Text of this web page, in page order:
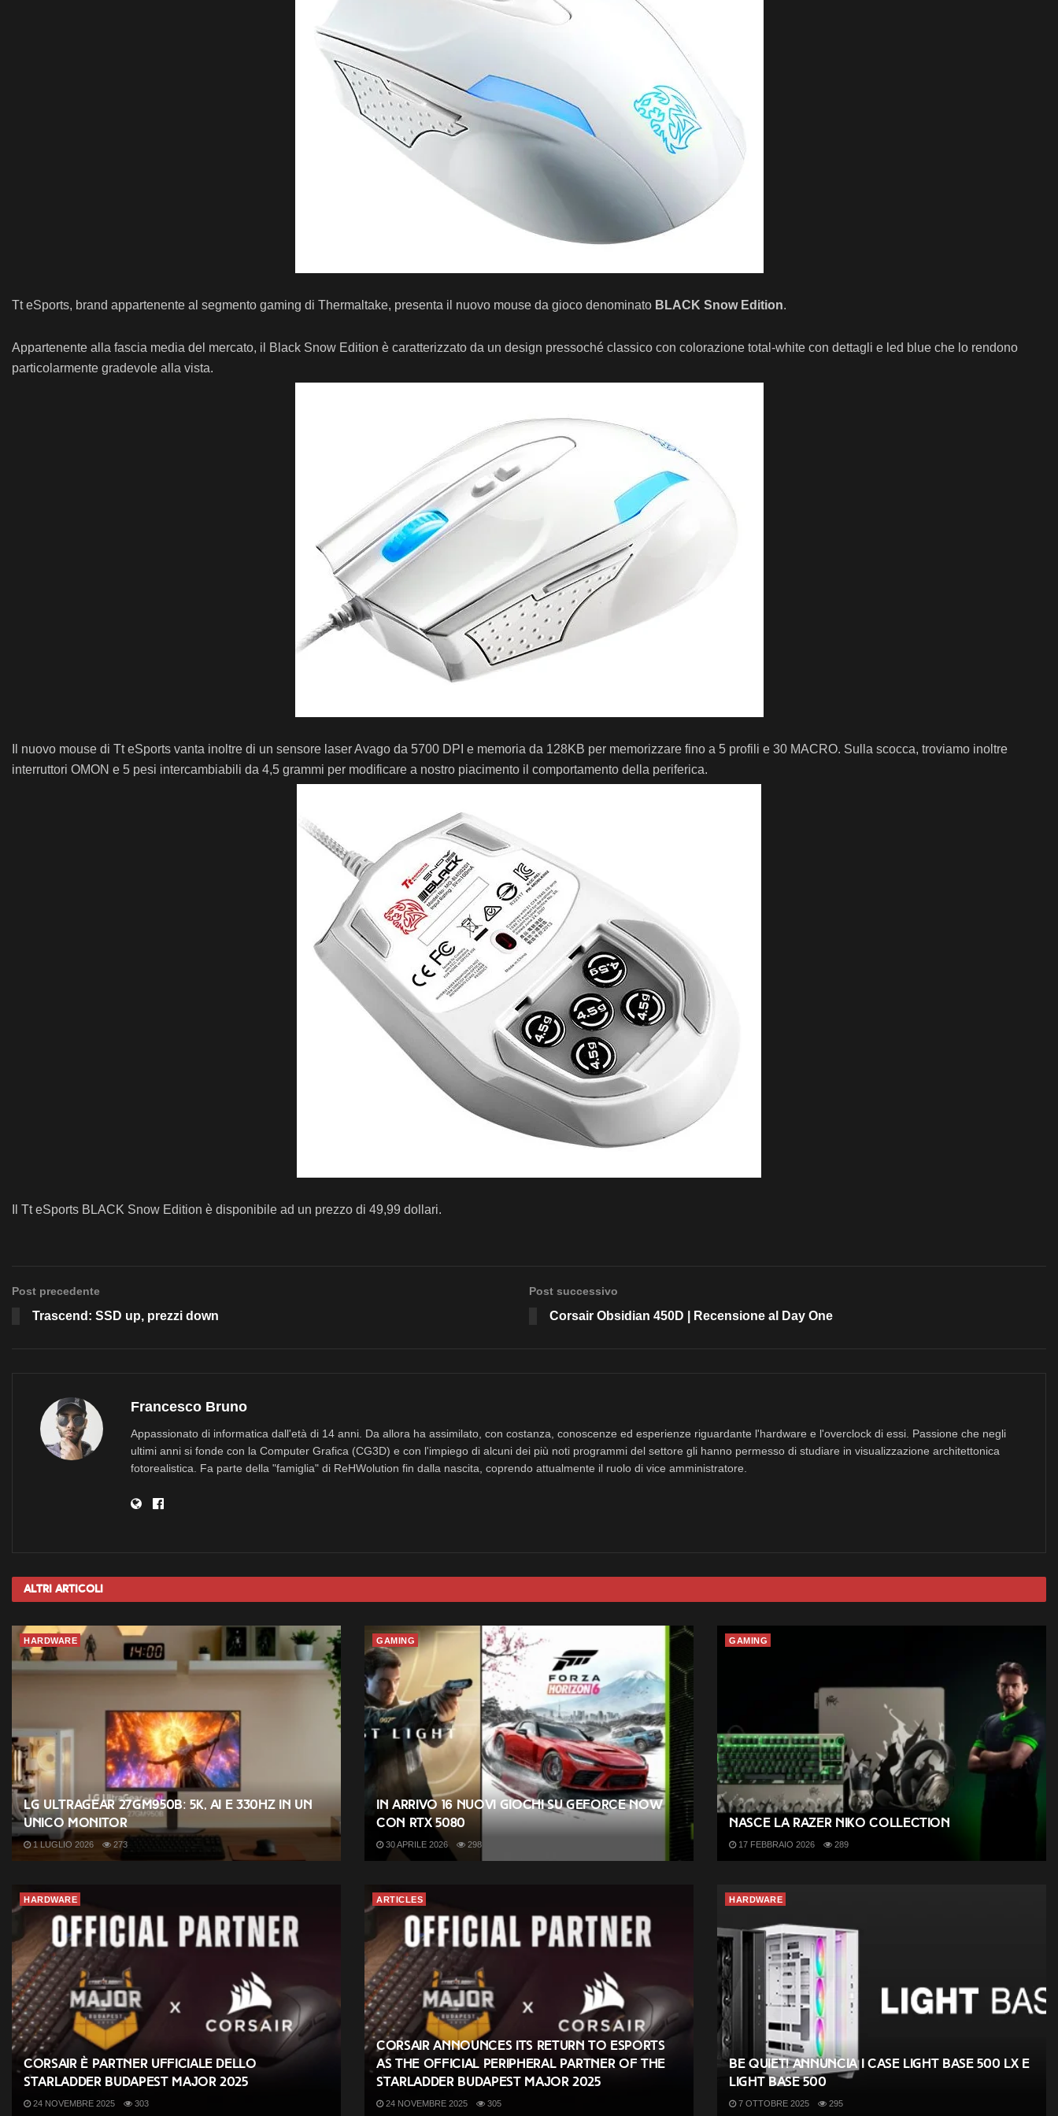
Tt eSports, brand appartenente al segmento gaming di Thermaltake, presenta il nuovo mouse da gioco denominato BLACK Snow Edition.
Appartenente alla fascia media del mercato, il Black Snow Edition è caratterizzato da un design pressoché classico con colorazione total-white con dettagli e led blue che lo rendono
particolarmente gradevole alla vista.
Il nuovo mouse di Tt eSports vanta inoltre di un sensore laser Avago da 5700 DPI e memoria da 128KB per memorizzare fino a 5 profili e 30 MACRO. Sulla scocca, troviamo inoltre
interruttori OMON e 5 pesi intercambiabili da 4,5 grammi per modificare a nostro piacimento il comportamento della periferica.
Il Tt eSports BLACK Snow Edition è disponibile ad un prezzo di 49,99 dollari.
Post precedente
Trascend: SSD up, prezzi down
Post successivo
Corsair Obsidian 450D | Recensione al Day One
Francesco Bruno
Appassionato di informatica dall'età di 14 anni. Da allora ha assimilato, con costanza, conoscenze ed esperienze riguardante l'hardware e l'overclock di essi. Passione che negli
ultimi anni si fonde con la Computer Grafica (CG3D) e con l'impiego di alcuni dei più noti programmi del settore gli hanno permesso di studiare in visualizzazione architettonica
fotorealistica. Fa parte della "famiglia" di ReHWolution fin dalla nascita, coprendo attualmente il ruolo di vice amministratore.
Altri Articoli
HARDWARE
LG UltraGear 27GM950B: 5K, AI e 330Hz in un
unico monitor
1 LUGLIO 2026 273
GAMING
In arrivo 16 nuovi giochi su GeForce NOW
con RTX 5080
30 APRILE 2026 298
GAMING
Nasce la Razer NiKo Collection
17 FEBBRAIO 2026 289
HARDWARE
CORSAIR è partner ufficiale dello
StarLadder Budapest Major 2025
24 NOVEMBRE 2025 303
ARTICLES
CORSAIR Announces its Return to Esports
as the Official Peripheral Partner of the
StarLadder Budapest Major 2025
24 NOVEMBRE 2025 305
HARDWARE
be quiet! annuncia i case Light Base 500 LX e
Light Base 500
7 OTTOBRE 2025 295